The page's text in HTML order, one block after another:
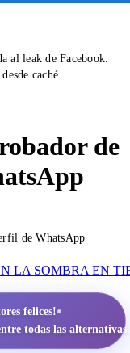
al leak de Facebook.
caché.
de
de WhatsApp
LA SOMBRA EN
felices!•
todas las alternativas.